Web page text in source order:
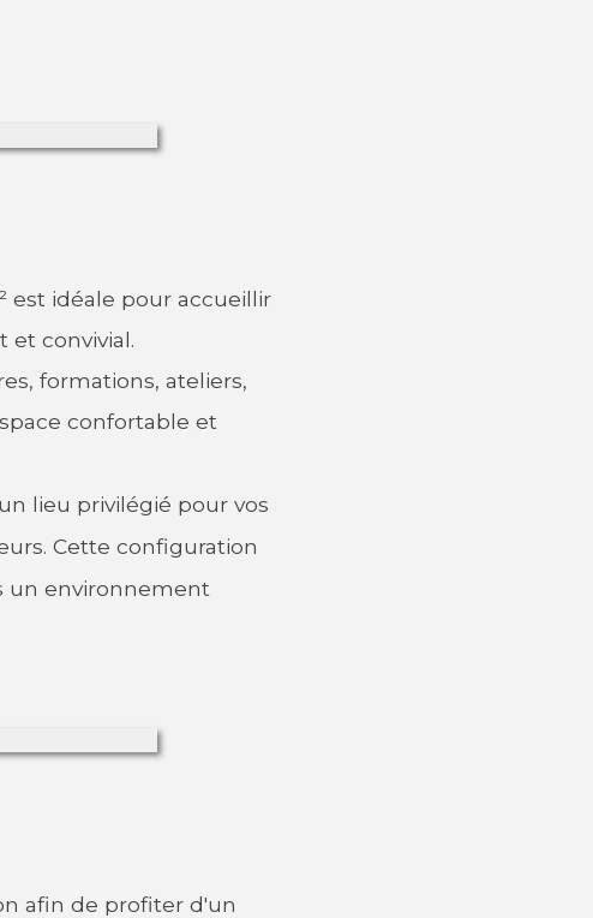
est idéale pour accueillir
et convivial.
formations, ateliers,
confortable et
lieu privilégié pour vos
Cette configuration
un environnement
afin de profiter d'un